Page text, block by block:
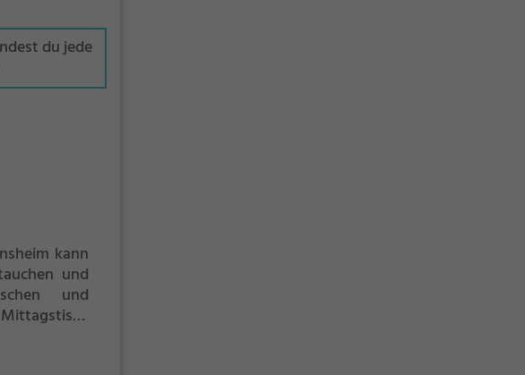
du jede
kann
und
und
jeder
Gerichte